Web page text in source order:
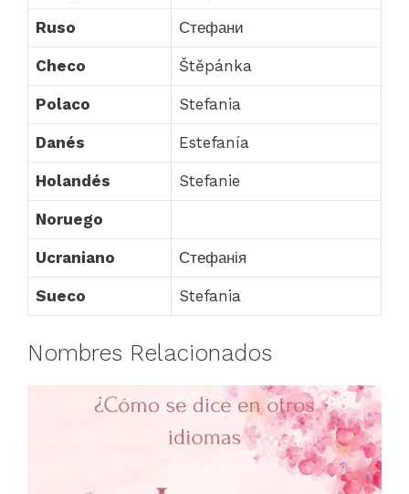
Ruso Стефани
Checo Štěpánka
Polaco Stefania
Danés Estefanía
Holandés Stefanie
Noruego
Ucraniano Стефанія
Sueco Stefania
Nombres Relacionados